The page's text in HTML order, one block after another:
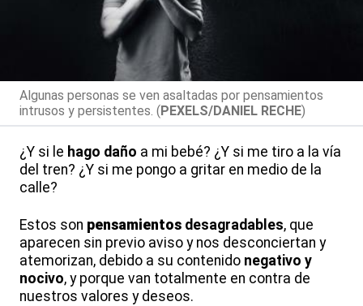
Algunas personas se ven asaltadas por pensamientos
intrusos y persistentes. (PEXELS/DANIEL RECHE)
¿Y si le hago daño a mi bebé? ¿Y si me tiro a la vía
del tren? ¿Y si me pongo a gritar en medio de la
calle?
Estos son pensamientos desagradables, que
aparecen sin previo aviso y nos desconciertan y
atemorizan, debido a su contenido negativo y
nocivo, y porque van totalmente en contra de
nuestros valores y deseos.